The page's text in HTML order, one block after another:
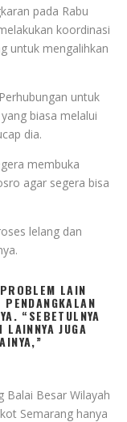
pada Rabu
koordinasi
untuk mengalihkan
untuk
biasa melalui
dia.
membuka
agar segera bisa
lelang dan
LAIN
“SEBETULNYA
JUGA
Balai Besar Wilayah
Semarang hanya